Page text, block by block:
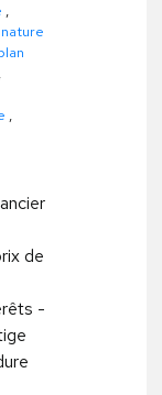
,
nature
,
,
de
-